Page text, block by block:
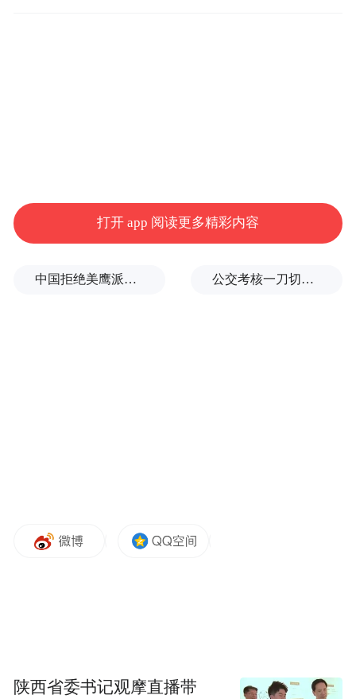
班，直接表都不给我填了，不让我办，让我
走！”
她告诉大江新闻记者，这几天她跑遍了大半
格的医疗机构——南昌县人民医院体检中
业，请到相应区县定点医疗机构办证。
打开 app 阅读更多精彩内容
中国拒绝美鹰派副防长访华？弦外之音被热议 公交考核一刀切司机不敢开空调：别把压力转嫁一线员工
陕西省委书记观摩直播带